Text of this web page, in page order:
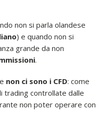
non si parla olandese
) e quando non si
grande da non
.
non ci sono i CFD: come
controllate dalle
non poter operare con